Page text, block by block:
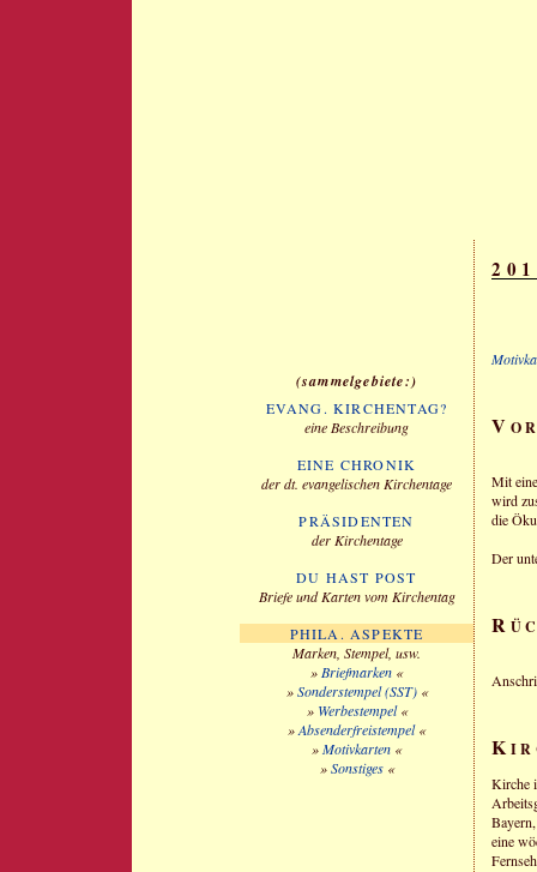
V
Mit
wird
die
Der
R
K
Kirche
eine
sammelgebiete:
EVANG. KIRCHENTAG?
eine Beschreibung
EINE CHRONIK
der dt. evangelischen Kirchentage
PRÄSIDENTEN
der Kirchentage
DU HAST POST
Briefe und Karten vom Kirchentag
PHILA. ASPEKTE
Marken, Stempel, usw.
» Briefmarken «
»Sonderstempel (SST)«
» Werbestempel«
»Absenderfreistempel«
»Motivkarten «
»Sonstiges«